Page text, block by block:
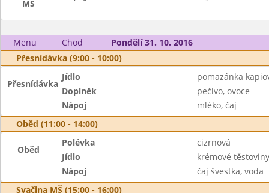
MŠ
Menu Chod
Pondělí 31. 10. 2016
Přesnídávka (9:00 - 10:00)
Přesnídávka
Jídlo
pomazánka
Doplněk
pečivo, ovoce
Nápoj
mléko, čaj
Oběd (11:00 - 14:00)
Oběd
Polévka
cizrnová
Jídlo
krémové
Nápoj
čaj švestka, voda
Svačina MŠ (15:00 - 16:00)